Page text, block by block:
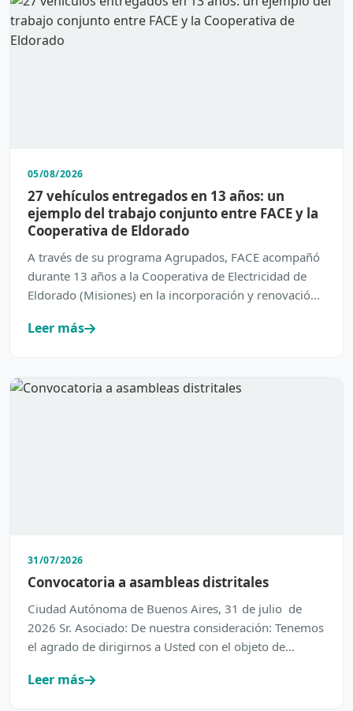
05/08/2026
27 vehículos entregados en 13 años: un
ejemplo del trabajo conjunto entre FACE y la
Cooperativa de Eldorado
A través de su programa Agrupados, FACE acompañó
durante 13 años a la Cooperativa de Electricidad de
Eldorado (Misiones) en la incorporación y renovación
Leer más
31/07/2026
Convocatoria a asambleas distritales
Ciudad Autónoma de Buenos Aires, 31 de julio de
2026 Sr. Asociado: De nuestra consideración: Tenemos
el agrado de dirigirnos a Usted con el objeto de
Leer más